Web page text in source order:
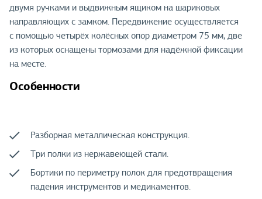
двумя ручками и выдвижным ящиком на шариковых
направляющих с замком. Передвижение осуществляется
с помощью четырёх колёсных опор диаметром 75 мм, две
из которых оснащены тормозами для надёжной фиксации
на месте.
Особенности
Разборная металлическая конструкция.
Три полки из нержавеющей стали.
Бортики по периметру полок для предотвращения
падения инструментов и медикаментов.